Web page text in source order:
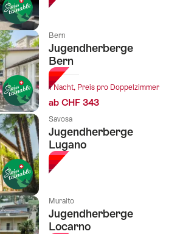
Bern
Jugendherberge
Bern
1 Nacht, Preis pro Doppelzimmer
ab CHF 343
Savosa
Jugendherberge
Lugano
Muralto
Jugendherberge
Locarno